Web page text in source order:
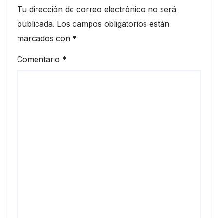
Tu dirección de correo electrónico no será
publicada. Los campos obligatorios están
marcados con *
Comentario *